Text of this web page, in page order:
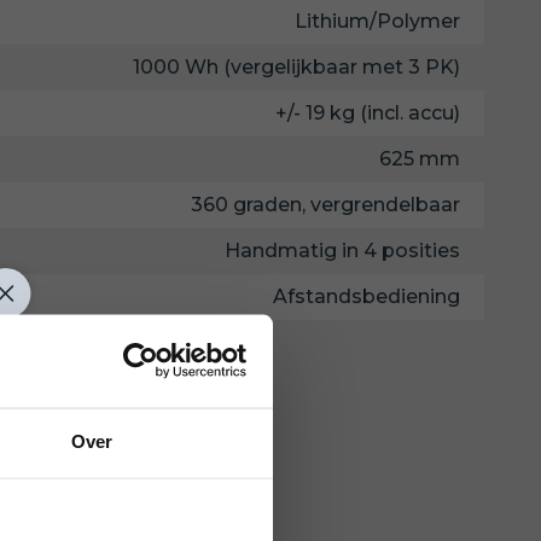
Over
Lithium/Polymer
1000 Wh (vergelijkbaar met 3 PK)
+/- 19 kg (incl. accu)
625 mm
360 graden, vergrendelbaar
Handmatig in 4 posities
Afstandsbediening
Meer specificaties